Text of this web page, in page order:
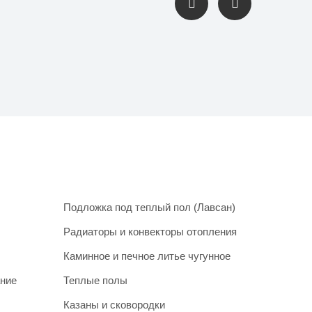
Подложка под теплый пол (Лавсан)
Радиаторы и конвекторы отопления
Каминное и печное литье чугунное
Теплые полы
Казаны и сковородки